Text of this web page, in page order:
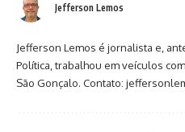
Jefferson Lemos
Jefferson Lemos é jornalista e,
Política, trabalhou em veículos
São Gonçalo. Contato: